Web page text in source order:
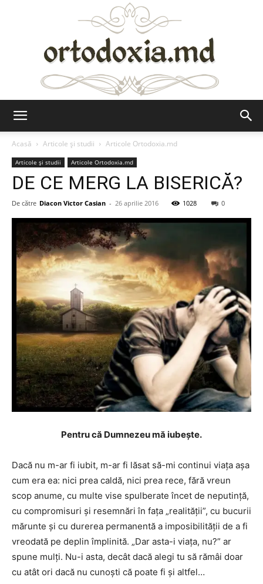
Acasă
Articole şi studii Articole Ortodoxia.md
Articole şi studii Articole Ortodoxia.md
DE CE MERG LA BISERICĂ?
De către Diacon Victor Casian - 26 aprilie 2016 1028 0
Pentru că Dumnezeu mă iubește.
Dacă nu m-ar fi iubit, m-ar fi lăsat să-mi continui viața așa
cum era ea: nici prea caldă, nici prea rece, fără vreun
scop anume, cu multe vise spulberate încet de neputință,
cu compromisuri și resemnări în fața „realității”, cu bucurii
mărunte și cu durerea permanentă a imposibilității de a fi
vreodată pe deplin împlinită. „Dar asta-i viața, nu?” ar
spune mulți. Nu-i asta, decât dacă alegi tu să rămâi doar
cu atât ori dacă nu cunoști că poate fi și altfel…